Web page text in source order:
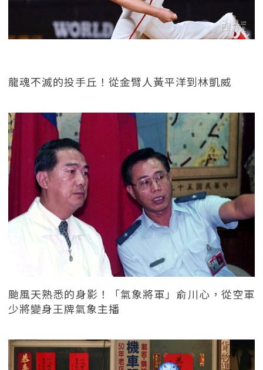
龍魂不滅的投手丘！從金臂人黃平洋到林凱威
颱風天熟悉的身影！「氣象將軍」俞川心，從空軍
少將變身王牌氣象主播